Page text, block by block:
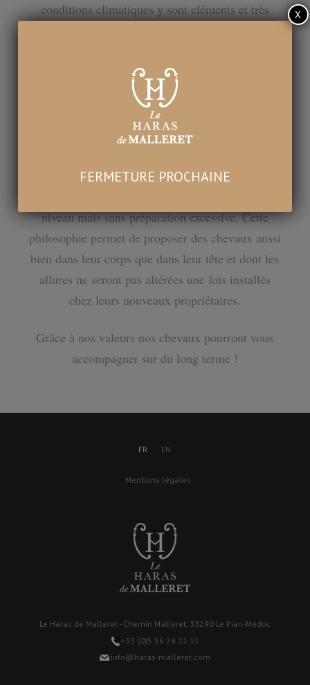
conditions climatiques y sont cléments et très
maturité, profitent ainsi des meilleures conditions
de manipulation, à la fois dans un environnement
de semi-liberté, mais aussi dans le cadre d’un
travail quotidien dans le plus grand respect du
L’objectif étant de présenter une excellente qualité
niveau mais sans préparation excessive. Cette
philosophie permet de proposer des chevaux aussi
bien dans leur corps que dans leur tête et dont les
allures ne seront pas altérées une fois installés
chez leurs nouveaux propriétaires.
Grâce à nos valeurs nos chevaux pourront vous
accompagner sur du long terme !
FR EN
Mentions légales
Le Haras de Malleret - Chemin Malleret, 33290 Le Pian-Médoc
+33 (0)5 56 24 11 11
info@haras-malleret.com
FERMETURE PROCHAINE
X